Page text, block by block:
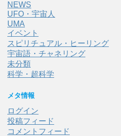
NEWS
UFO・宇宙人
UMA
イベント
スピリチュアル・ヒーリング
宇宙語・チャネリング
未分類
科学・超科学
メタ情報
ログイン
投稿フィード
コメントフィード